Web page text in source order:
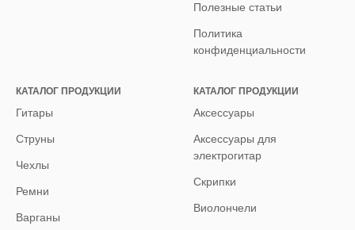
Полезные статьи
Политика
конфиденциальности
КАТАЛОГ ПРОДУКЦИИ
Гитары
Струны
Чехлы
Ремни
Варганы
КАТАЛОГ ПРОДУКЦИИ
Аксессуары
Аксессуары для
электрогитар
Скрипки
Виолончели